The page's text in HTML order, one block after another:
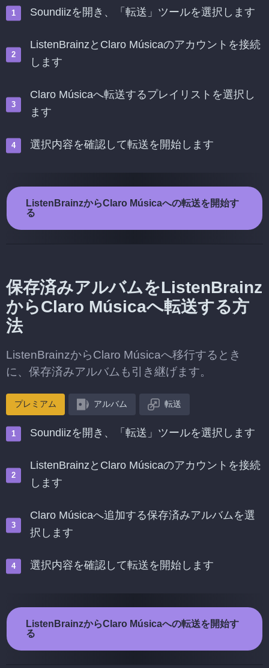
Soundiizを開き、「転送」ツールを選択します
ListenBrainzとClaro Músicaのアカウントを接続
します
Claro Músicaへ転送するプレイリストを選択し
ます
選択内容を確認して転送を開始します
ListenBrainzからClaro Músicaへの転送を開始す
る
保存済みアルバムをListenBrainz
からClaro Músicaへ転送する方
法
ListenBrainzからClaro Músicaへ移行するとき
に、保存済みアルバムも引き継げます。
プレミアム アルバム 転送
Soundiizを開き、「転送」ツールを選択します
ListenBrainzとClaro Músicaのアカウントを接続
します
Claro Músicaへ追加する保存済みアルバムを選
択します
選択内容を確認して転送を開始します
ListenBrainzからClaro Músicaへの転送を開始す
る